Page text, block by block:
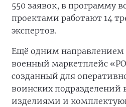
550 заявок, в программу
проектами работают 14
экспертов.
Ещё одним направлением
военный маркетплейс
созданный для
воинских подразделений
изделиями и